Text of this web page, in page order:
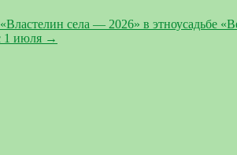
села — 2026» в этноусадьбе
1 июля →